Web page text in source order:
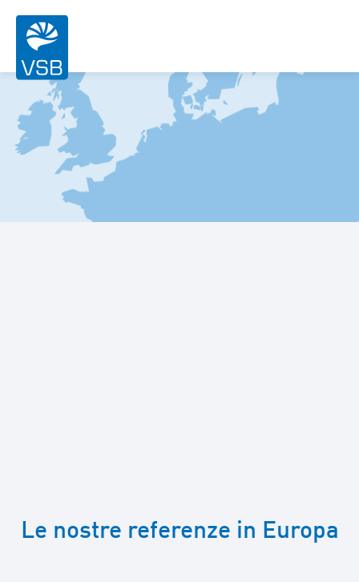
Google
MapsLe nostre referenze in Europa